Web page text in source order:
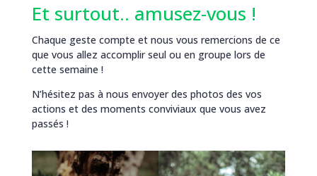
Et surtout.. amusez-vous !
Chaque geste compte et nous vous remercions de ce
que vous allez accomplir seul ou en groupe lors de
cette semaine !
N’hésitez pas à nous envoyer des photos des vos
actions et des moments conviviaux que vous avez
passés !